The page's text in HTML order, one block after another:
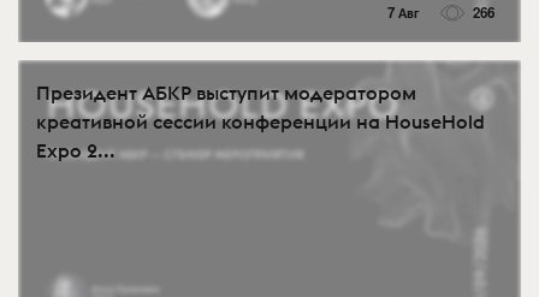
7 Авг 266
Президент АБКР выступит модератором
креативной сессии конференции на HouseHold
Expo 2...